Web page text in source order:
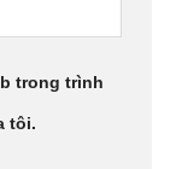
trong trình
tôi.